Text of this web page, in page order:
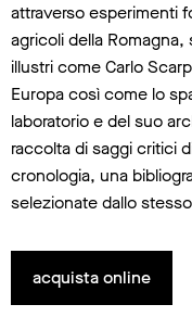
attraverso esperimenti
agricoli della
illustri come Carlo
Europa così come lo
laboratorio e del suo
raccolta di saggi critici
cronologia, una
selezionate dallo
acquista online